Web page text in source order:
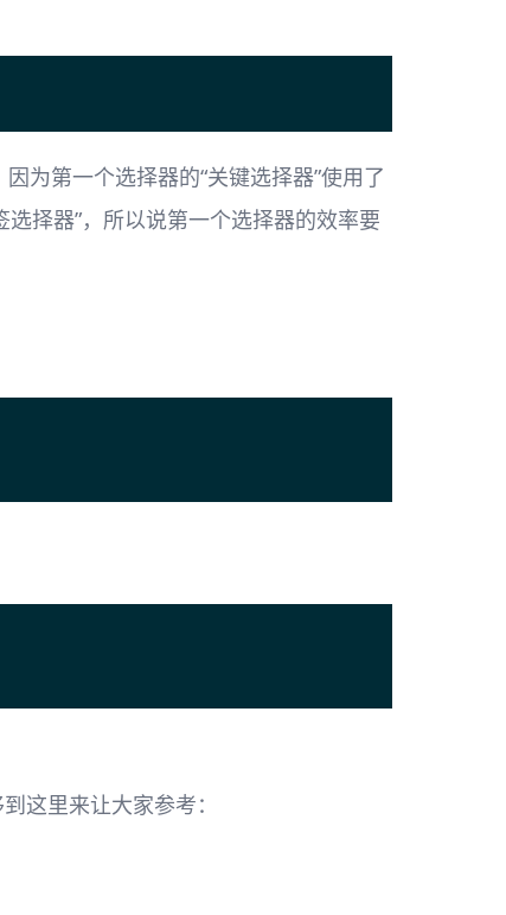
为第一个选择器的“关键选择器”使用了
选择器”，所以说第一个选择器的效率要
这里来让大家参考：